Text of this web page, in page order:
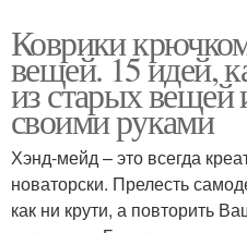
Коврики
вещей. 15 идей,
из старых вещей
своими руками
Хэнд-мейд – это всегда
новаторски. Прелесть
как ни крути, а повторить